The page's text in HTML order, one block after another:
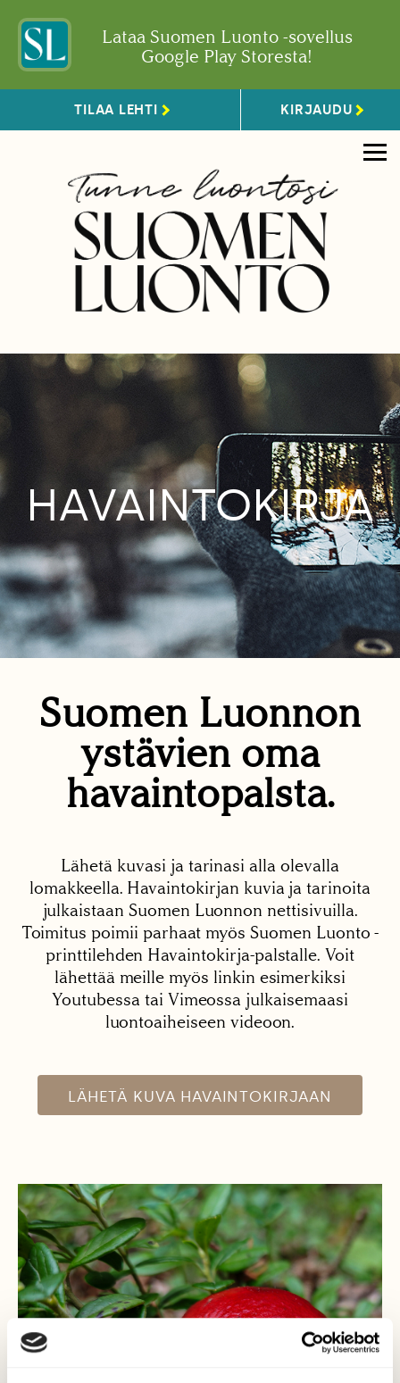
Lataa Suomen Luonto -sovellus
Google Play Storesta!
TILAA LEHTI KIRJAUDU
HAVAINTOKIRJA
Suomen Luonnon
ystävien oma
havaintopalsta.
Lähetä kuvasi ja tarinasi alla olevalla
lomakkeella. Havaintokirjan kuvia ja tarinoita
julkaistaan Suomen Luonnon nettisivuilla.
Toimitus poimii parhaat myös Suomen Luonto -
printtilehden Havaintokirja-palstalle. Voit
lähettää meille myös linkin esimerkiksi
Youtubessa tai Vimeossa julkaisemaasi
luontoaiheiseen videoon.
LÄHETÄ KUVA HAVAINTOKIRJAAN